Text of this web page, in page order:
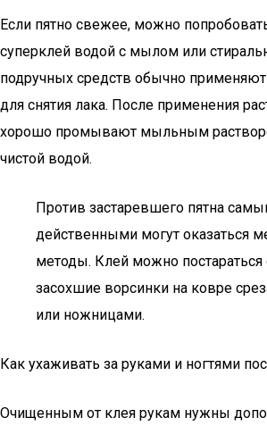
Если пятно свежее, можно
суперклей водой с мылом или
подручных средств обычно
для снятия лака. После применения
хорошо промывают мыльным
чистой водой.
Против застаревшего пятна
действенными могут оказаться
методы. Клей можно постараться
засохшие ворсинки на ковре
или ножницами.
Как ухаживать за руками и ногтями
Очищенным от клея рукам нужны